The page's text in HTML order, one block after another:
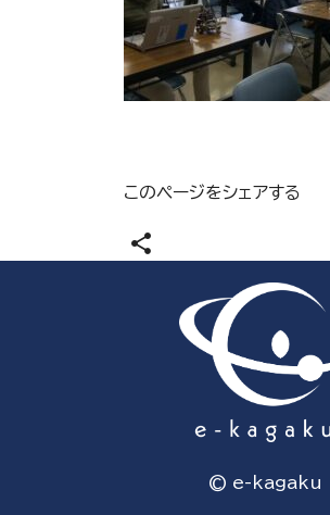
このページをシェアする
share
© e-kagaku